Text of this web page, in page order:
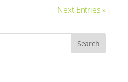
Next Entries »